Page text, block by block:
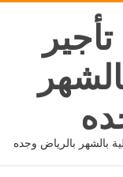
0582506203 تأجير